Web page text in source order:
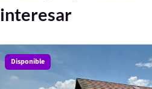
interesar
Disponible